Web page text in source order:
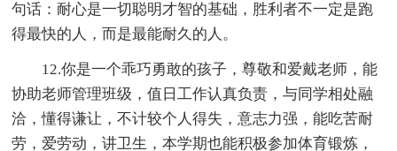
句话：耐心是一切聪明才智的基础，胜利者不一定是跑
得最快的人，而是最能耐久的人。
12.你是一个乖巧勇敢的孩子，尊敬和爱戴老师，能
协助老师管理班级，值日工作认真负责，与同学相处融
洽，懂得谦让，不计较个人得失，意志力强，能吃苦耐
劳，爱劳动，讲卫生，本学期也能积极参加体育锻炼，